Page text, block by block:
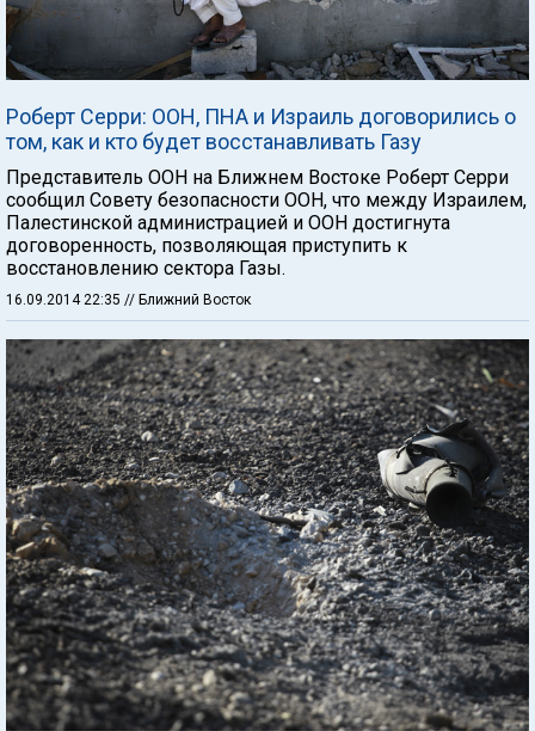
Роберт Серри: ООН, ПНА и Израиль договорились о
том, как и кто будет восстанавливать Газу
Представитель ООН на Ближнем Востоке Роберт Серри
сообщил Совету безопасности ООН, что между Израилем,
Палестинской администрацией и ООН достигнута
договоренность, позволяющая приступить к
восстановлению сектора Газы.
16.09.2014 22:35 // Ближний Восток